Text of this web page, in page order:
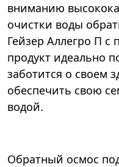
вниманию
очистки воды
Гейзер Аллегро П с
продукт идеально
заботится о своем
обеспечить свою
водой.
Обратный осмос